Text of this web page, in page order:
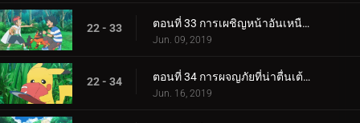
22 - 33 ตอนที่ 33 การเผชิญหน้าอันเหนือกาลเวลา!
Jun. 09, 2019
22 - 34 ตอนที่ 34 การผจญภัยที่น่าตื่นเต้นของปิกาจู!
Jun. 16, 2019